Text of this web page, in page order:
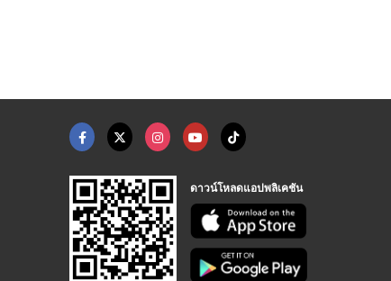
ดาวน์โหลดแอปพลิเคชัน